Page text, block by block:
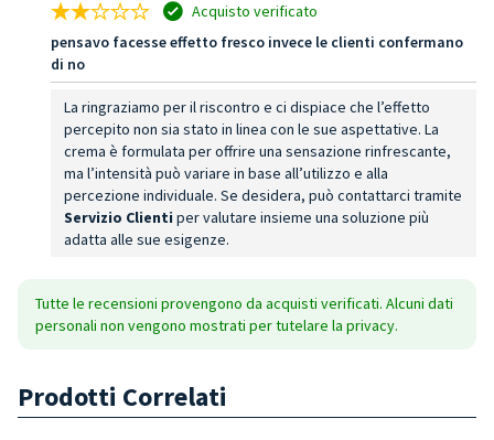
Acquisto verificato
pensavo facesse effetto fresco invece le clienti confermano
di no
La ringraziamo per il riscontro e ci dispiace che l’effetto
percepito non sia stato in linea con le sue aspettative. La
crema è formulata per offrire una sensazione rinfrescante,
ma l’intensità può variare in base all’utilizzo e alla
percezione individuale. Se desidera, può contattarci tramite
Servizio Clienti per valutare insieme una soluzione più
adatta alle sue esigenze.
Tutte le recensioni provengono da acquisti verificati. Alcuni dati
personali non vengono mostrati per tutelare la privacy.
Prodotti Correlati